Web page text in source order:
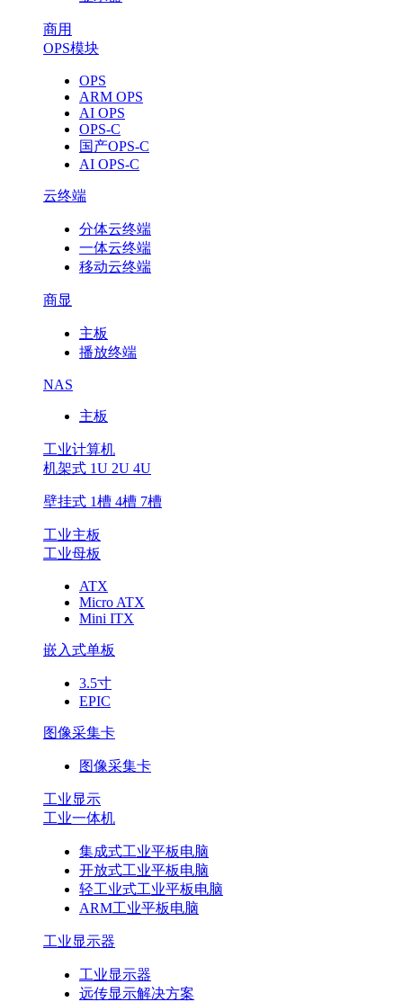
商用
OPS模块
OPS
ARM OPS
AI OPS
OPS-C
国产OPS-C
AI OPS-C
云终端
分体云终端
一体云终端
移动云终端
商显
主板
播放终端
NAS
主板
工业计算机
机架式 1U 2U 4U
壁挂式 1槽 4槽 7槽
工业主板
工业母板
ATX
Micro ATX
Mini ITX
嵌入式单板
3.5寸
EPIC
图像采集卡
图像采集卡
工业显示
工业一体机
集成式工业平板电脑
开放式工业平板电脑
轻工业式工业平板电脑
ARM工业平板电脑
工业显示器
工业显示器
远传显示解决方案